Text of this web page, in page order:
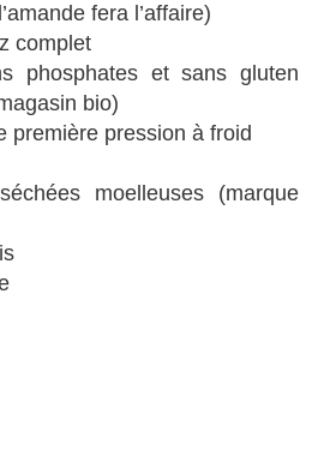
fera l’affaire)
complet
phosphates et sans gluten
bio)
première pression à froid
moelleuses (marque